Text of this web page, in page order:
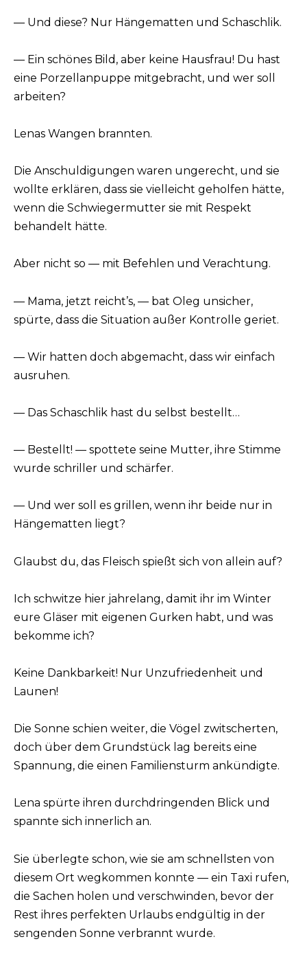
— Und diese? Nur Hängematten und Schaschlik.
— Ein schönes Bild, aber keine Hausfrau! Du hast
eine Porzellanpuppe mitgebracht, und wer soll
arbeiten?
Lenas Wangen brannten.
Die Anschuldigungen waren ungerecht, und sie
wollte erklären, dass sie vielleicht geholfen hätte,
wenn die Schwiegermutter sie mit Respekt
behandelt hätte.
Aber nicht so — mit Befehlen und Verachtung.
— Mama, jetzt reicht’s, — bat Oleg unsicher,
spürte, dass die Situation außer Kontrolle geriet.
— Wir hatten doch abgemacht, dass wir einfach
ausruhen.
— Das Schaschlik hast du selbst bestellt…
— Bestellt! — spottete seine Mutter, ihre Stimme
wurde schriller und schärfer.
— Und wer soll es grillen, wenn ihr beide nur in
Hängematten liegt?
Glaubst du, das Fleisch spießt sich von allein auf?
Ich schwitze hier jahrelang, damit ihr im Winter
eure Gläser mit eigenen Gurken habt, und was
bekomme ich?
Keine Dankbarkeit! Nur Unzufriedenheit und
Launen!
Die Sonne schien weiter, die Vögel zwitscherten,
doch über dem Grundstück lag bereits eine
Spannung, die einen Familiensturm ankündigte.
Lena spürte ihren durchdringenden Blick und
spannte sich innerlich an.
Sie überlegte schon, wie sie am schnellsten von
diesem Ort wegkommen konnte — ein Taxi rufen,
die Sachen holen und verschwinden, bevor der
Rest ihres perfekten Urlaubs endgültig in der
sengenden Sonne verbrannt wurde.